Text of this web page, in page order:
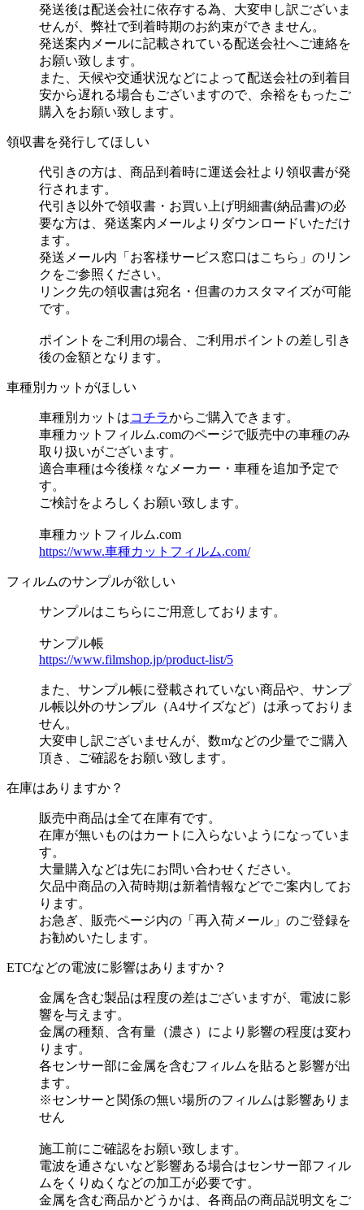
発送後は配送会社に依存する為、大変申し訳ございま
せんが、弊社で到着時期のお約束ができません。
発送案内メールに記載されている配送会社へご連絡を
お願い致します。
また、天候や交通状況などによって配送会社の到着目
安から遅れる場合もございますので、余裕をもったご
購入をお願い致します。
領収書を発行してほしい
代引きの方は、商品到着時に運送会社より領収書が発
行されます。
代引き以外で領収書・お買い上げ明細書(納品書)の必
要な方は、発送案内メールよりダウンロードいただけ
ます。
発送メール内「お客様サービス窓口はこちら」のリン
クをご参照ください。
リンク先の領収書は宛名・但書のカスタマイズが可能
です。
ポイントをご利用の場合、ご利用ポイントの差し引き
後の金額となります。
車種別カットがほしい
車種別カットはコチラからご購入できます。
車種カットフィルム.comのページで販売中の車種のみ
取り扱いがございます。
適合車種は今後様々なメーカー・車種を追加予定で
す。
ご検討をよろしくお願い致します。
車種カットフィルム.com
https://www.車種カットフィルム.com/
フィルムのサンプルが欲しい
サンプルはこちらにご用意しております。
サンプル帳
https://www.filmshop.jp/product-list/5
また、サンプル帳に登載されていない商品や、サンプ
ル帳以外のサンプル（A4サイズなど）は承っておりま
せん。
大変申し訳ございませんが、数mなどの少量でご購入
頂き、ご確認をお願い致します。
在庫はありますか？
販売中商品は全て在庫有です。
在庫が無いものはカートに入らないようになっていま
す。
大量購入などは先にお問い合わせください。
欠品中商品の入荷時期は新着情報などでご案内してお
ります。
お急ぎ、販売ページ内の「再入荷メール」のご登録を
お勧めいたします。
ETCなどの電波に影響はありますか？
金属を含む製品は程度の差はございますが、電波に影
響を与えます。
金属の種類、含有量（濃さ）により影響の程度は変わ
ります。
各センサー部に金属を含むフィルムを貼ると影響が出
ます。
※センサーと関係の無い場所のフィルムは影響ありま
せん
施工前にご確認をお願い致します。
電波を通さないなど影響ある場合はセンサー部フィル
ムをくりぬくなどの加工が必要です。
金属を含む商品かどうかは、各商品の商品説明文をご